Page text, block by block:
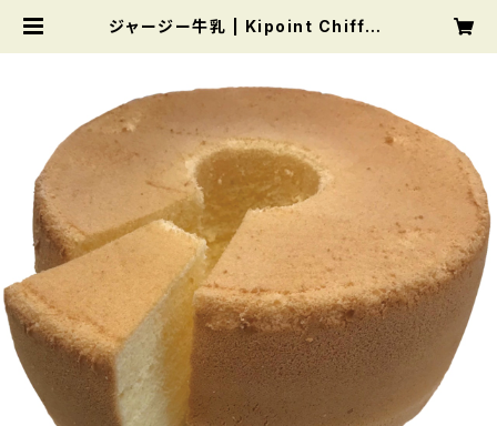
ジャージー牛乳 | Kipoint Chiffon